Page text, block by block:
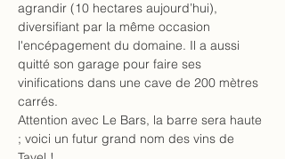
agrandir (10 hectares aujourd’hui),
diversifiant par la même occasion
l'encépagement du domaine. Il a aussi
quitté son garage pour faire ses
vinifications dans une cave de 200 mètres
carrés.
Attention avec Le Bars, la barre sera haute
; voici un futur grand nom des vins de